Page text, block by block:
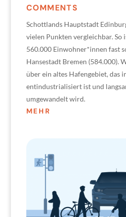
COMMENTS
Schottlands Hauptstadt
vielen Punkten vergleichbar.
560.000 Einwohner*innen fast
Hansestadt Bremen (584.000).
über ein altes Hafengebiet, das
entindustrialisiert ist und
umgewandelt wird.
MEHR